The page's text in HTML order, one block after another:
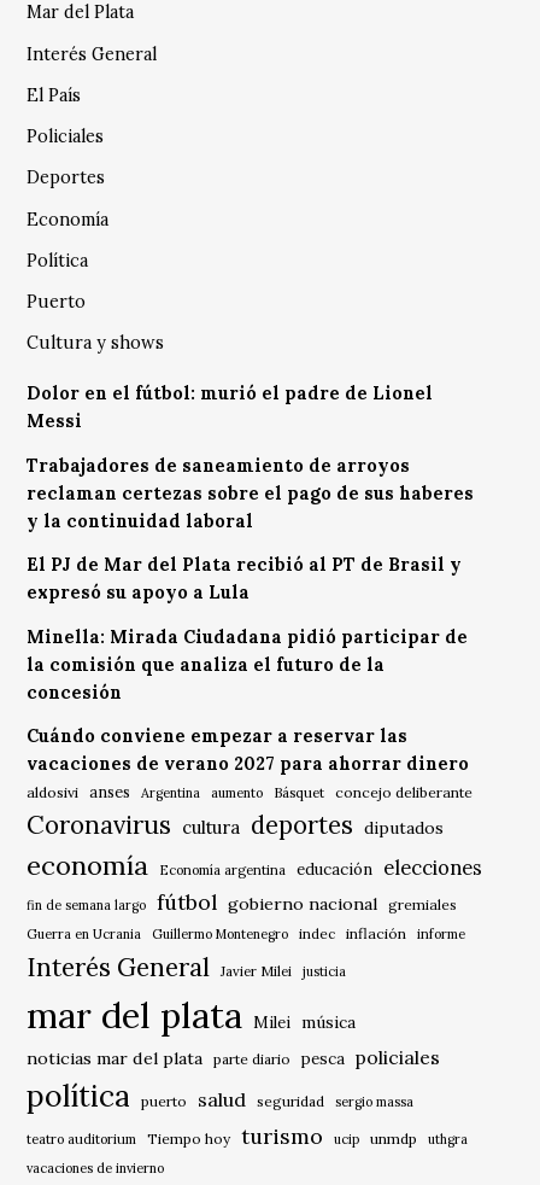
Mar del Plata
Interés General
El País
Policiales
Deportes
Economía
Política
Puerto
Cultura y shows
Dolor en el fútbol: murió el padre de Lionel
Messi
Trabajadores de saneamiento de arroyos
reclaman certezas sobre el pago de sus haberes
y la continuidad laboral
El PJ de Mar del Plata recibió al PT de Brasil y
expresó su apoyo a Lula
Minella: Mirada Ciudadana pidió participar de
la comisión que analiza el futuro de la
concesión
Cuándo conviene empezar a reservar las
vacaciones de verano 2027 para ahorrar dinero
aldosivi anses Argentina aumento Básquet concejo deliberante
Coronavirus cultura deportes diputados
economía Economía argentina educación elecciones
fin de semana largo fútbol gobierno nacional gremiales
Guerra en Ucrania Guillermo Montenegro indec inflación informe
Interés General Javier Milei justicia
mar del plata Milei música
noticias mar del plata
parte diario pesca policiales
política puerto salud seguridad sergio massa
teatro auditorium Tiempo hoy turismo ucip unmdp
uthgra
vacaciones de invierno